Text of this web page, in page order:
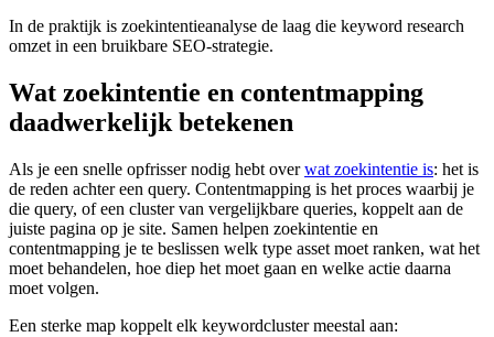
In de praktijk is zoekintentieanalyse de laag die keyword research
omzet in een bruikbare SEO-strategie.
Wat zoekintentie en contentmapping
daadwerkelijk betekenen
Als je een snelle opfrisser nodig hebt overwat zoekintentie is: het is
de reden achter een query. Contentmapping is het proces waarbij je
die query, of een cluster van vergelijkbare queries, koppelt aan de
juiste pagina op je site. Samen helpen zoekintentie en
contentmapping je te beslissen welk type asset moet ranken, wat het
moet behandelen, hoe diep het moet gaan en welke actie daarna
moet volgen.
Een sterke map koppelt elk keywordcluster meestal aan: